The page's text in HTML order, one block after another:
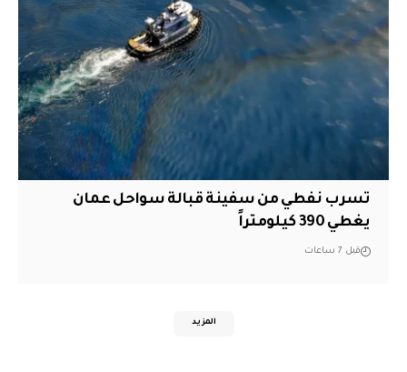
تسرب نفطي من سفينة قبالة سواحل عمان
يغطي 390 كيلومتراً
قبل 7 ساعات
المزيد